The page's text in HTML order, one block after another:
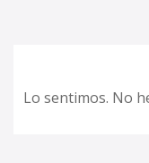
Lo sentimos. No